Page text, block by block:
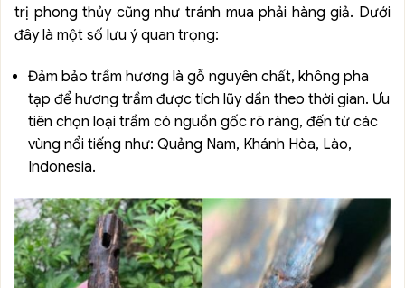
trị phong thủy cũng như tránh mua phải hàng giả. Dưới
đây là một số lưu ý quan trọng:
Đảm bảo trầm hương là gỗ nguyên chất, không pha
tạp để hương trầm được tích lũy dần theo thời gian. Ưu
tiên chọn loại trầm có nguồn gốc rõ ràng, đến từ các
vùng nổi tiếng như: Quảng Nam, Khánh Hòa, Lào,
Indonesia.